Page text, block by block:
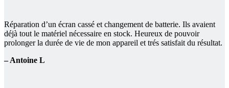
Réparation d’un écran cassé et changement de batterie. Ils avaient
déjà tout le matériel nécessaire en stock. Heureux de pouvoir
prolonger la durée de vie de mon appareil et trés satisfait du résultat.
– Antoine L